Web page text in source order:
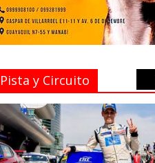
Pista y Circuito